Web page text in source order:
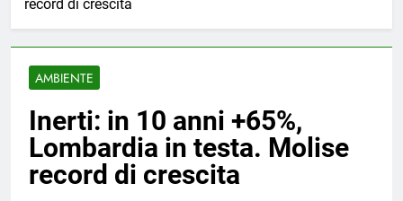
record di crescita
AMBIENTE
Inerti: in 10 anni +65%,
Lombardia in testa. Molise
record di crescita